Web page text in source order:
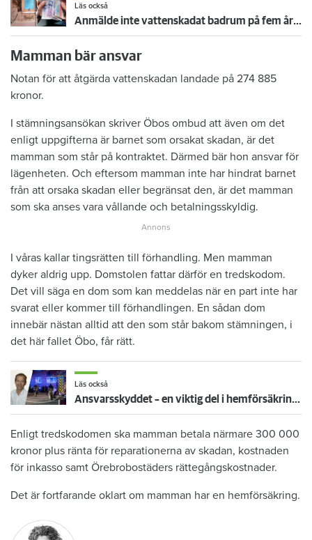
Läs också
Anmälde inte vattenskadat badrum på fem år – krävs på 125 000 kronor
Mamman bär ansvar
Notan för att åtgärda vattenskadan landade på 274 885
kronor.
I stämningsansökan skriver Öbos ombud att även om det
enligt uppgifterna är barnet som orsakat skadan, är det
mamman som står på kontraktet. Därmed bär hon ansvar för
lägenheten. Och eftersom mamman inte har hindrat barnet
från att orsaka skadan eller begränsat den, är det mamman
som ska anses vara vållande och betalningsskyldig.
I våras kallar tingsrätten till förhandling. Men mamman
dyker aldrig upp. Domstolen fattar därför en tredskodom.
Det vill säga en dom som kan meddelas när en part inte har
svarat eller kommer till förhandlingen. En sådan dom
innebär nästan alltid att den som står bakom stämningen, i
det här fallet Öbo, får rätt.
Läs också
Ansvarsskyddet – en viktig del i hemförsäkringen
Enligt tredskodomen ska mamman betala närmare 300 000
kronor plus ränta för reparationerna av skadan, kostnaden
för inkasso samt Örebrobostäders rättegångskostnader.
Det är fortfarande oklart om mamman har en hemförsäkring.